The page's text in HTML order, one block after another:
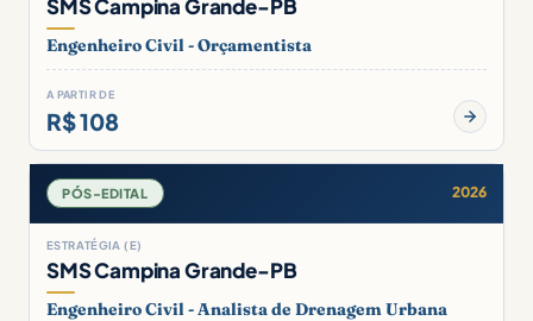
SMS Campina Grande-PB
Engenheiro Civil - Orçamentista
A PARTIR DE
R$ 108
PÓS-EDITAL 2026
ESTRATÉGIA (E)
SMS Campina Grande-PB
Engenheiro Civil - Analista de Drenagem Urbana